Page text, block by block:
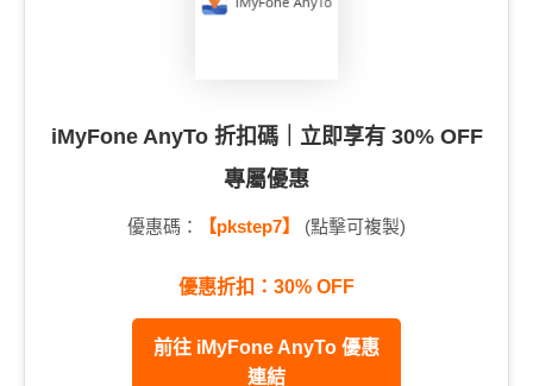
iMyFone AnyTo 折扣碼｜立即享有 30% OFF
專屬優惠
優惠碼： 【pkstep7】 (點擊可複製)
優惠折扣：30% OFF
前往 iMyFone AnyTo 優惠
連結